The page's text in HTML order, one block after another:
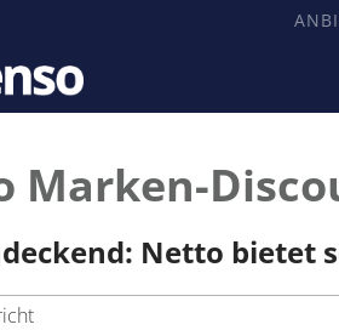
Marken-
Netto bietet